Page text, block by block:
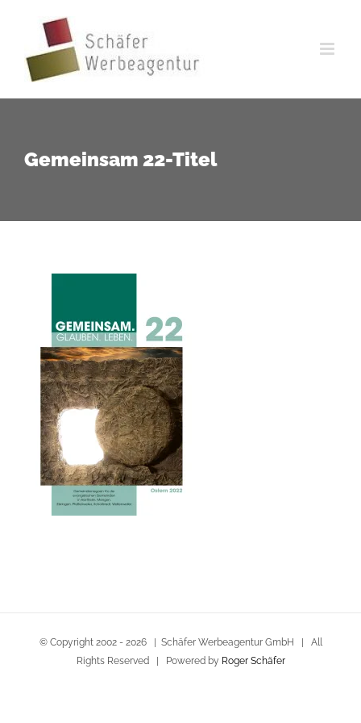
springen
Gemeinsam 22-Titel
© Copyright 2002 - 2026 | Schäfer Werbeagentur GmbH | All
Rights Reserved | Powered by Roger Schäfer